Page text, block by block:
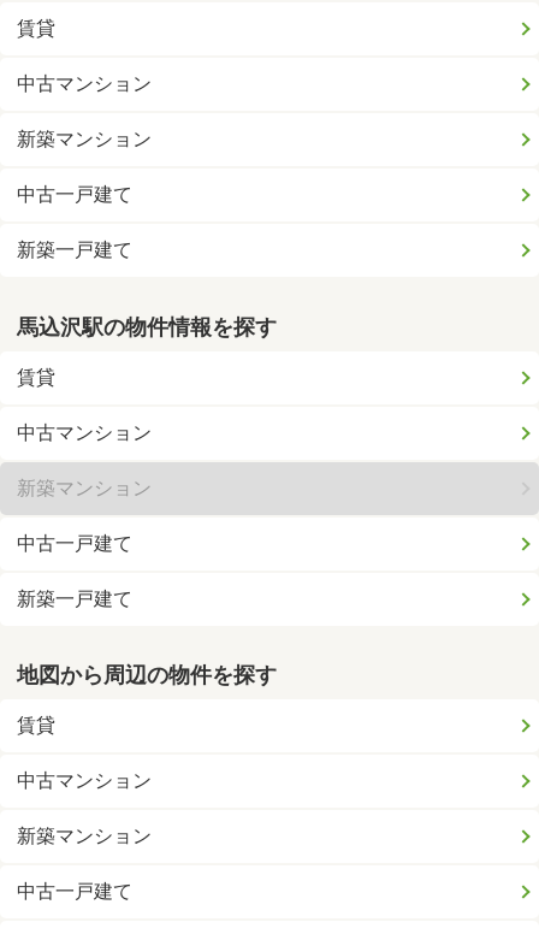
賃貸
中古マンション
新築マンション
中古一戸建て
新築一戸建て
馬込沢駅の物件情報を探す
賃貸
中古マンション
新築マンション
中古一戸建て
新築一戸建て
地図から周辺の物件を探す
賃貸
中古マンション
新築マンション
中古一戸建て